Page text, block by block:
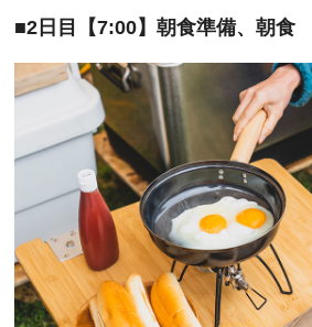
2日目【7:00】朝食準備、朝食